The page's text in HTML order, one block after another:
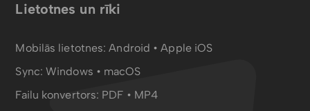
Lietotnes un rīki
Mobilās lietotnes:Android •Apple iOS
Sync:Windows • macOS
Failu konvertors: PDF • MP4